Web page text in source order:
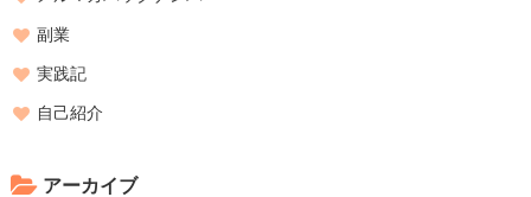
副業
実践記
自己紹介
アーカイブ